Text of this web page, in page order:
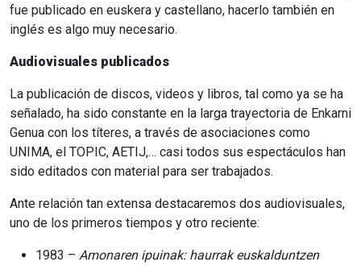
fue publicado en euskera y castellano, hacerlo también en
inglés es algo muy necesario.
Audiovisuales publicados
La publicación de discos, videos y libros, tal como ya se ha
señalado, ha sido constante en la larga trayectoria de Enkarni
Genua con los títeres, a través de asociaciones como
UNIMA, el TOPIC, AETIJ,… casi todos sus espectáculos han
sido editados con material para ser trabajados.
Ante relación tan extensa destacaremos dos audiovisuales,
uno de los primeros tiempos y otro reciente:
1983 – Amonaren ipuinak: haurrak euskalduntzen